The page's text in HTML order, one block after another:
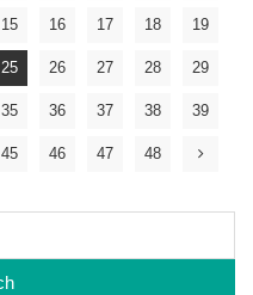
15 16 17 18 19
25 26 27 28 29
35 36 37 38 39
45 46 47 48